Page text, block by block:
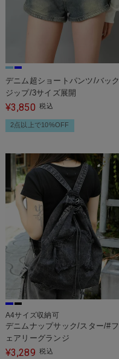
デニム超ショートパンツ/バック
ジップ/3サイズ展開
¥3,850 税込
2点以上で10%OFF
A4サイズ収納可
デニムナップサック/スター/#フ
ェアリーグランジ
¥3,289 税込